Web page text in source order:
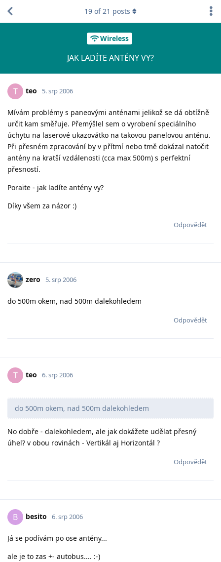
Wireless
JAK LADÍTE ANTÉNY VY?
19 of21 posts
T teo 5. srp 2006
Mívám problémy s paneovými anténami jelikož se dá obtížně
určit kam směřuje. Přemýšlel sem o vyrobení speciálního
úchytu na laserové ukazovátko na takovou panelovou anténu.
Při přesném zpracování by v přítmí nebo tmě dokázal natočit
antény na kratší vzdálenosti (cca max 500m) s perfektní
přesností.
Poraïte - jak ladíte antény vy?
Díky všem za názor :)
Odpovědět
zero 5. srp 2006
do 500m okem, nad 500m dalekohledem
Odpovědět
T teo 6. srp 2006
do 500m okem, nad 500m dalekohledem
No dobře - dalekohledem, ale jak dokážete udělat přesný
úhel? v obou rovinách - Vertikál aj Horizontál ?
Odpovědět
B besito 6. srp 2006
Já se podívám po ose antény...
ale je to zas +- autobus.... :-)